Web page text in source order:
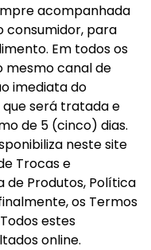
acompanhada
consumidor, para
Em todos os
mesmo canal de
imediata do
será tratada e
de 5 (cinco) dias.
neste site
Trocas e
de Produtos, Política
os Termos
estes
online.